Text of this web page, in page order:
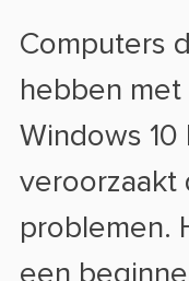
Computers
hebben
Windows
veroorzaakt
problemen.
een